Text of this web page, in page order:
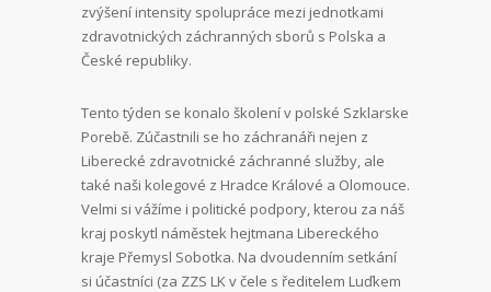
zvýšení intensity spolupráce mezi jednotkami
zdravotnických záchranných sborů s Polska a
České republiky.
Tento týden se konalo školení v polské Szklarske
Porebě. Zúčastnili se ho záchranáři nejen z
Liberecké zdravotnické záchranné služby, ale
také naši kolegové z Hradce Králové a Olomouce.
Velmi si vážíme i politické podpory, kterou za náš
kraj poskytl náměstek hejtmana Libereckého
kraje Přemysl Sobotka. Na dvoudenním setkání
si účastníci (za ZZS LK v čele s ředitelem Luďkem